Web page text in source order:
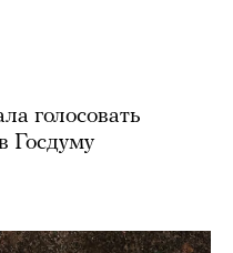
голосовать
Госдуму